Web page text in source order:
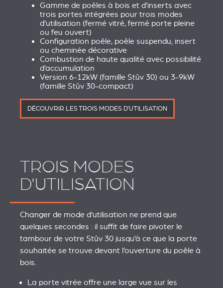
Gamme de poêles à bois et d'inserts avec
trois portes intégrées pour trois modes
d’utilisation (fermé vitré, fermé porte pleine
ou feu ouvert)
Configuration poêle, poêle suspendu, insert
ou cheminée décorative
Combustion de haute qualité avec possibilité
d’accumulation
Version 6-12kW (famille Stûv 30) ou 3-9kW
(famille Stûv 30-compact)
DÉCOUVRIR LES TROIS MODES D'UTILISATION
TROIS MODES
D'UTILISATION
Changer de mode d'utilisation ne prend que
quelques secondes : il suffit de faire pivoter le
tambour de votre Stûv 30 jusqu’à ce que la porte
souhaitée se trouve devant l’ouverture du poêle à
bois.
La porte vitrée offre une large vue sur les